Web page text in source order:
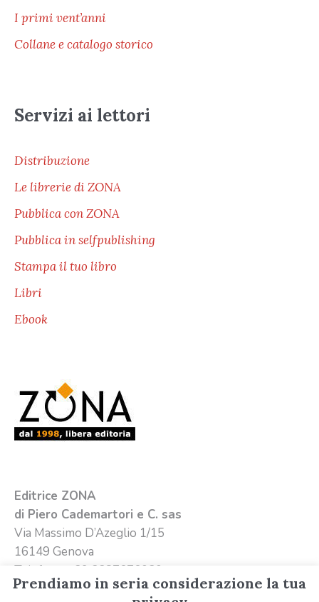
I primi vent’anni
Collane e catalogo storico
Servizi ai lettori
Distribuzione
Le librerie di ZONA
Pubblica con ZONA
Pubblica in selfpublishing
Stampa il tuo libro
Libri
Ebook
Editrice ZONA
di Piero Cademartori e C. sas
Via Massimo D’Azeglio 1/15
16149 Genova
Telefono +39 3387676020
Emailinfo@editricezona.it
Prendiamo in seria considerazione la tua